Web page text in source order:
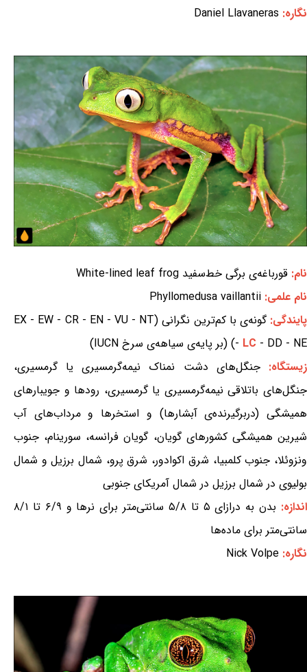
نگاره: Daniel Llavaneras
نام: قورباغه‌ی برگی خط‌سفید White-lined leaf frog
نام علمی: Phyllomedusa vaillantii
پایندگی:
گونه‌ی با کم‌ترین نگرانی (EX - EW - CR - EN - VU - NT
- LC - DD - NE) (بر پایه‌ی سیاهه‌ی سرخ IUCN)
زیستگاه:جنگل‌های دشت نمناک نیمه‌گرمسیری یا گرمسیری،
جنگل‌های باتلاقی نیمه‌گرمسیری یا گرمسیری، رودها و جویبارهای
همیشگی (دربرگیرنده‌ی آبشارها) و استخرها و مرداب‌های آب
شیرین همیشگی کشورهای گویان، گویان فرانسه، سورینام، جنوب
ونزوئلا، جنوب کلمبیا، شرق اکوادور، شرق پرو، شمال برزیل و شمال
بولیوی در شمال برزیل در شمال آمریکای جنوبی
اندازه:
بدن به درازای ۵ تا ۵/۸ سانتی‌متر برای نرها و ۶/۹ تا ۸/۱
سانتی‌متر برای ماده‌ها
نگاره: Nick Volpe